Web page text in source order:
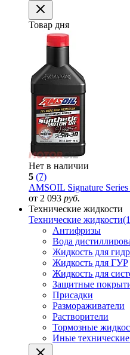
Товар дня
Нет в наличии
5 (7)
AMSOIL Signature
от 2 093 руб.
Технические жидкости
Технические жидкости
Антифризы
Вода
Жидкость для
Жидкость для ГУР
Жидкость для
Защитные
Присадки
Размораживатели
Растворители
Тормозные
Иные